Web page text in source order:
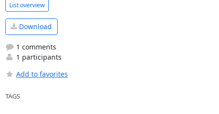
List overview
Download
1 comments
1 participants
Add to favorites
TAGS